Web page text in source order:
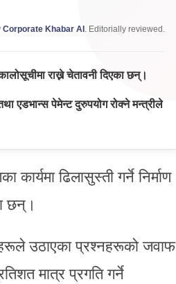
Corporate Khabar AI . Editorially reviewed.
राख्ने चेतावनी दिएका छन्।
एडभान्स पेमेन्ट दुरुपयोग रोक्ने मन्त्रीले
कार्यमा ढिलासुस्ती गर्ने निर्माण
छन्।
उठाएका प्रश्नहरूको जवाफ
मात्र प्रगति गर्ने